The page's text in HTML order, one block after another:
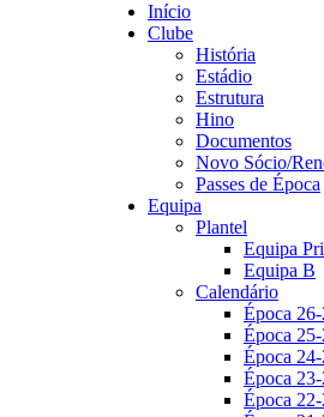
Início
Clube
História
Estádio
Estrutura
Hino
Documentos
Novo Sócio/
Passes de Época
Equipa
Plantel
Equipa
Equipa B
Calendário
Época
Época
Época
Época
Época